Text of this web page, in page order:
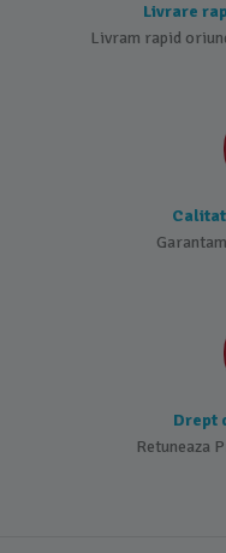
Livrare
Livram rapid
Drept
Retuneaza